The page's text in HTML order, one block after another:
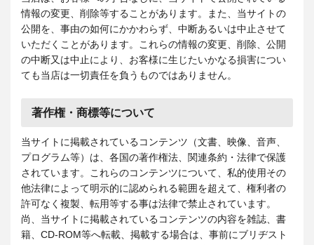
情報の変更、削除等することがあります。また、当サイトの
公開を、事由の如何にかかわらず、中断あるいは中止させて
いただくことがあります。これらの情報の変更、削除、公開
の中断又は中止により、お客様に生じたいかなる損害につい
ても当店は一切責任を負うものではありません。
著作権・商標等について
当サイトに掲載されているコンテンツ（文書、映像、音声、
プログラム等）は、各国の著作権法、関連条約・法律で保護
されています。これらのコンテンツについて、私的使用その
他法律によって明示的に認められる範囲を超えて、権利者の
許可なく複製、転用等する事は法律で禁止されています。
尚、当サイトに掲載されているコンテンツの内容を雑誌、書
籍、CD-ROM等へ転載、掲載する場合は、事前にブリヂスト